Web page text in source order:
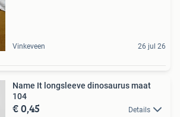
Vinkeveen 26 jul 26
Name It longsleeve dinosaurus maat
104
€ 0,45 Details